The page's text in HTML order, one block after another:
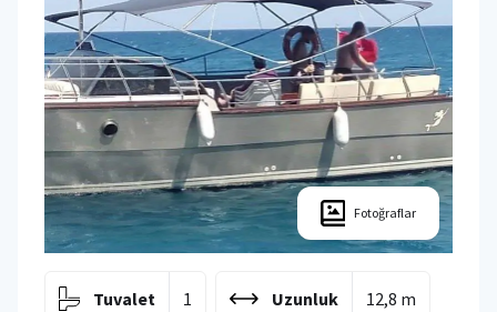
Fotoğraflar
Tuvalet 1 Uzunluk 12,8 m